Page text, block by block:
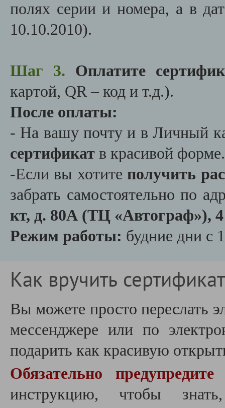
полях серии и номера, а в
10.10.2010).
Шаг 3.
Оплатите
картой, QR – код и т.д.).
После оплаты:
- На вашу почту и в Личный
сертификат в красивой форме.
-Если вы хотите получить
забрать самостоятельно по
кт, д. 80А (ТЦ «Автограф»),
Режим работы: будние дни с
Как вручить
Вы можете просто переслать
мессенджере или по
подарить как красивую
Обязательно предупредите
инструкцию, чтобы